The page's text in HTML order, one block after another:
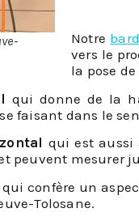
Notre
vers le
la pose
qui donne de la
faisant dans le
qui est aussi
peuvent mesurer
qui confère un
Tolosane.